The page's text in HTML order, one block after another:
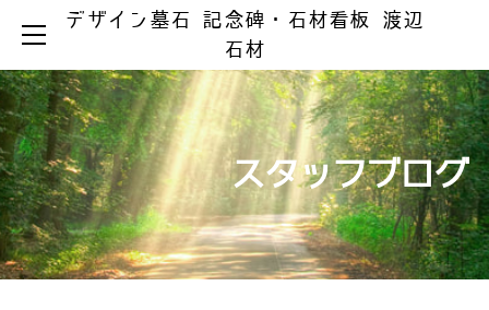
デザイン墓石 記念碑・石材看板 渡辺
石材
スタッフブログ
HOME
お墓ができるまで
お墓の知識
お手入れとマナー
製品ラインアップ
デザイン墓石
和型墓石
洋型・和洋型墓石
お墓のリフォーム
リフォーム事例集
器具の取替え
文字の色入れ
メジ補修・積替え
クリーニング
墓じまい
納骨の仕方
会社案内
霊園情報
お問い合わせ